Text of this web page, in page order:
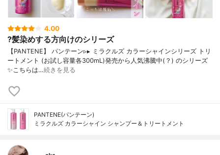
4.00
?髪染めする方向けのシリーズ
【PANTENE】 パンテーン▹▸ ミラクルズ カラーシャインシリーズ トリ
ートメント (お試し容量各300mL)発売から人気沸騰中(？) のシリーズ
✨こちらは…続きを見る
PANTENE(パンテーン)
ミラクルズ カラーシャイン シャンプー＆トリートメント